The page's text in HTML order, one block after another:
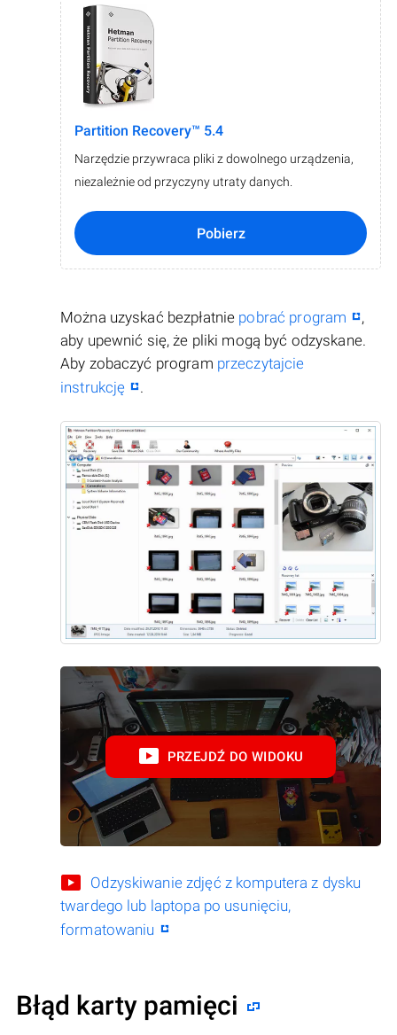
Partition Recovery™ 5.4
Narzędzie przywraca pliki z dowolnego urządzenia,
niezależnie od przyczyny utraty danych.
Pobierz
Można uzyskać bezpłatnie pobrać program
,
aby upewnić się, że pliki mogą być odzyskane.
Aby zobaczyć program przeczytajcie
instrukcję
.
PRZEJDŹ DO WIDOKU
Odzyskiwanie zdjęć z komputera z dysku
twardego lub laptopa po usunięciu,
formatowaniu
Błąd karty pamięci